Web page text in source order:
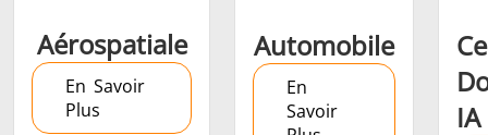
Aérospatiale
En Savoir
Plus
Automobile
En
Savoir
IA